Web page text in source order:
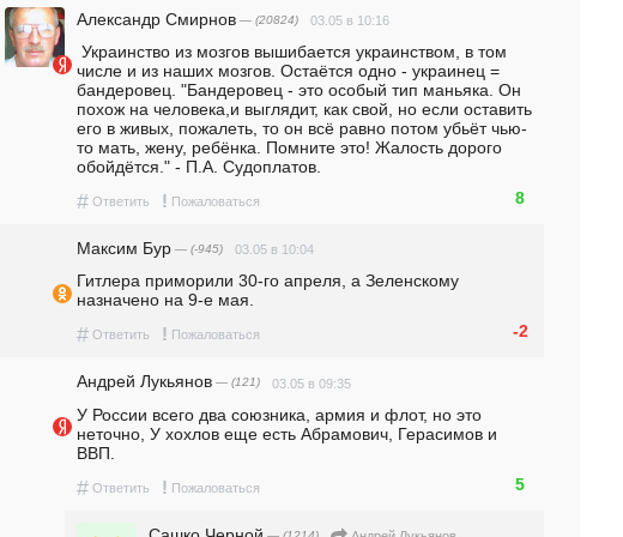
Александр Смирнов — (20824) 03.05 в 10:16
числе и из наших мозгов. Остаётся одно - украинец =
бандеровец. "Бандеровец - это особый тип маньяка. Он
похож на человека,и выглядит, как свой, но если оставить
его в живых, пожалеть, то он всё равно потом убьёт чью-
то мать, жену, ребёнка. Помните это! Жалость дорого
обойдётся." - П.А. Судоплатов.
# Ответить ! Пожаловаться 8
Максим Бур — (-945) 03.05 в 10:04
Гитлера приморили 30-го апреля, а Зеленскому
назначено на 9-е мая.
# Ответить ! Пожаловаться -2
Андрей Лукьянов — (121) 03.05 в 09:35
У России всего два союзника, армия и флот, но это
неточно, У хохлов еще есть Абрамович, Герасимов и
ВВП.
# Ответить ! Пожаловаться 5